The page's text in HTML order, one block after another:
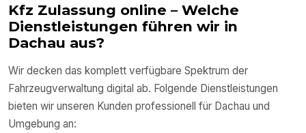
Kfz Zulassung online – Welche
Dienstleistungen führen wir in
Dachau aus?
Wir decken das komplett verfügbare Spektrum der
Fahrzeugverwaltung digital ab. Folgende Dienstleistungen
bieten wir unseren Kunden professionell für Dachau und
Umgebung an: